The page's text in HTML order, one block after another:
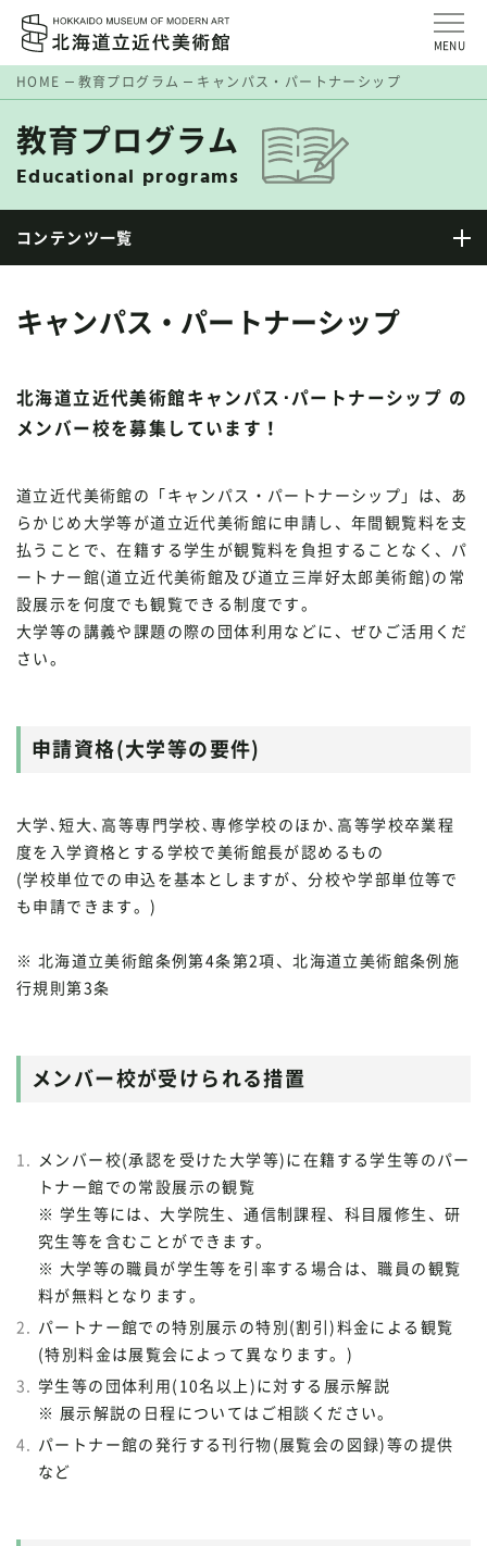
MENU
HOME 教育プログラム キャンパス・パートナーシップ
教育プログラム
Educational programs
コンテンツ一覧
キャンパス・パートナーシップ
北海道立近代美術館キャンパス･パートナーシップ の
メンバー校を募集しています！
道立近代美術館の「キャンパス・パートナーシップ」は、あ
らかじめ大学等が道立近代美術館に申請し、年間観覧料を支
払うことで、在籍する学生が観覧料を負担することなく、パ
ートナー館(道立近代美術館及び道立三岸好太郎美術館)の常
設展示を何度でも観覧できる制度です。
大学等の講義や課題の際の団体利用などに、ぜひご活用くだ
さい。
申請資格(大学等の要件)
大学､短大､高等専門学校､専修学校のほか､高等学校卒業程
度を入学資格とする学校で美術館長が認めるもの
(学校単位での申込を基本としますが、分校や学部単位等で
も申請できます。)
※ 北海道立美術館条例第4条第2項、北海道立美術館条例施
行規則第3条
メンバー校が受けられる措置
メンバー校(承認を受けた大学等)に在籍する学生等のパー
トナー館での常設展示の観覧
※ 学生等には、大学院生、通信制課程、科目履修生、研
究生等を含むことができます。
※ 大学等の職員が学生等を引率する場合は、職員の観覧
料が無料となります。
パートナー館での特別展示の特別(割引)料金による観覧
(特別料金は展覧会によって異なります。)
学生等の団体利用(10名以上)に対する展示解説
※ 展示解説の日程についてはご相談ください。
パートナー館の発行する刊行物(展覧会の図録)等の提供
など